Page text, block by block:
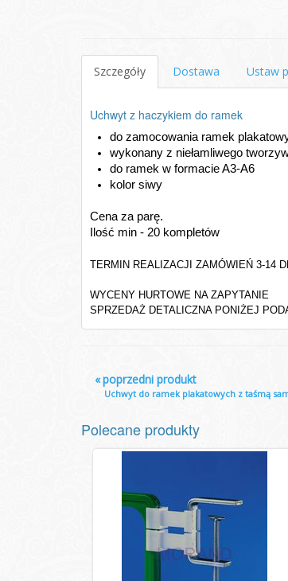
Szczegóły Dostawa Ustaw
Uchwyt z haczykiem do ramek
do zamocowania ramek
wykonany z niełamliwego
do ramek w formacie A3-A6
kolor siwy
Cena za parę.
Ilość min - 20 kompletów
TERMIN REALIZACJI ZAMÓWIEŃ 3-14
WYCENY HURTOWE NA ZAPYTANIE
SPRZEDAŻ DETALICZNA PONIŻEJ
«poprzedni produkt
Uchwyt do ramek plakatowych z taśmą
Polecane produkty